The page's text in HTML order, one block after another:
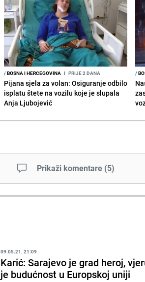
/BOSNA I HERCEGOVINA I PRIJE 2 DANA
Pijana sjela za volan: Osiguranje odbilo
isplatu štete na vozilu koje je slupala
Anja Ljubojević
/
Prikaži komentare (5)
09.05.21. 21:09
Karić: Sarajevo je grad heroj,
je budućnost u Europskoj uniji